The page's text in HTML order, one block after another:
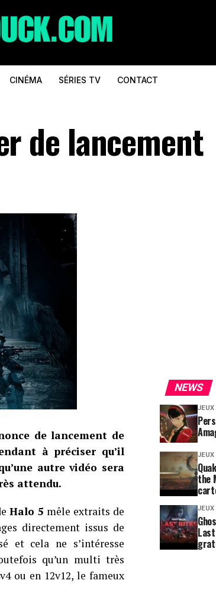
CINÉMA SÉRIES TV CONTACT
de lancement
de lancement de
à préciser qu’il
autre vidéo sera
attendu.
Halo 5 mêle extraits de
directement issus de
et cela ne s’intéresse
qu’un multi très
ou en 12v12, le fameux
NEWS
JEUX
JEUX
the
JEUX